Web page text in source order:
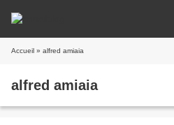
Accueil » alfred amiaia
alfred amiaia